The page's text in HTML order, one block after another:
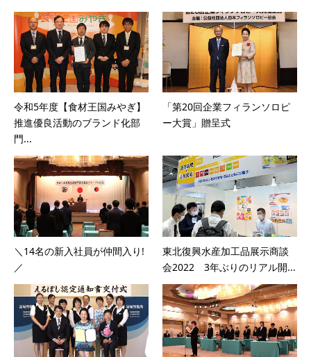
令和5年度【食材王国みやぎ】
推進優良活動のブランド化部
門...
「第20回企業フィランソロピ
ー大賞」贈呈式
＼14名の新入社員が仲間入り!
／
東北復興水産加工品展示商談
会2022 3年ぶりのリアル開...